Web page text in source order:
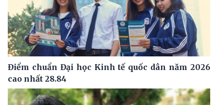
Điểm chuẩn Đại học Kinh tế quốc dân năm 2026
cao nhất 28.84